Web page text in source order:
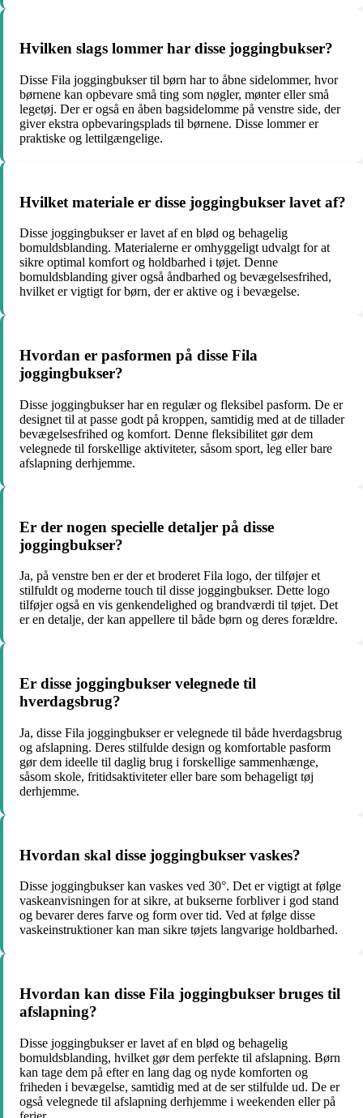
Hvilken slags lommer har disse joggingbukser?
Disse Fila joggingbukser til børn har to åbne sidelommer, hvor
børnene kan opbevare små ting som nøgler, mønter eller små
legetøj. Der er også en åben bagsidelomme på venstre side, der
giver ekstra opbevaringsplads til børnene. Disse lommer er
praktiske og lettilgængelige.
Hvilket materiale er disse joggingbukser lavet af?
Disse joggingbukser er lavet af en blød og behagelig
bomuldsblanding. Materialerne er omhyggeligt udvalgt for at
sikre optimal komfort og holdbarhed i tøjet. Denne
bomuldsblanding giver også åndbarhed og bevægelsesfrihed,
hvilket er vigtigt for børn, der er aktive og i bevægelse.
Hvordan er pasformen på disse Fila
joggingbukser?
Disse joggingbukser har en regulær og fleksibel pasform. De er
designet til at passe godt på kroppen, samtidig med at de tillader
bevægelsesfrihed og komfort. Denne fleksibilitet gør dem
velegnede til forskellige aktiviteter, såsom sport, leg eller bare
afslapning derhjemme.
Er der nogen specielle detaljer på disse
joggingbukser?
Ja, på venstre ben er der et broderet Fila logo, der tilføjer et
stilfuldt og moderne touch til disse joggingbukser. Dette logo
tilføjer også en vis genkendelighed og brandværdi til tøjet. Det
er en detalje, der kan appellere til både børn og deres forældre.
Er disse joggingbukser velegnede til
hverdagsbrug?
Ja, disse Fila joggingbukser er velegnede til både hverdagsbrug
og afslapning. Deres stilfulde design og komfortable pasform
gør dem ideelle til daglig brug i forskellige sammenhænge,
såsom skole, fritidsaktiviteter eller bare som behageligt tøj
derhjemme.
Hvordan skal disse joggingbukser vaskes?
Disse joggingbukser kan vaskes ved 30°. Det er vigtigt at følge
vaskeanvisningen for at sikre, at bukserne forbliver i god stand
og bevarer deres farve og form over tid. Ved at følge disse
vaskeinstruktioner kan man sikre tøjets langvarige holdbarhed.
Hvordan kan disse Fila joggingbukser bruges til
afslapning?
Disse joggingbukser er lavet af en blød og behagelig
bomuldsblanding, hvilket gør dem perfekte til afslapning. Børn
kan tage dem på efter en lang dag og nyde komforten og
friheden i bevægelse, samtidig med at de ser stilfulde ud. De er
også velegnede til afslapning derhjemme i weekenden eller på